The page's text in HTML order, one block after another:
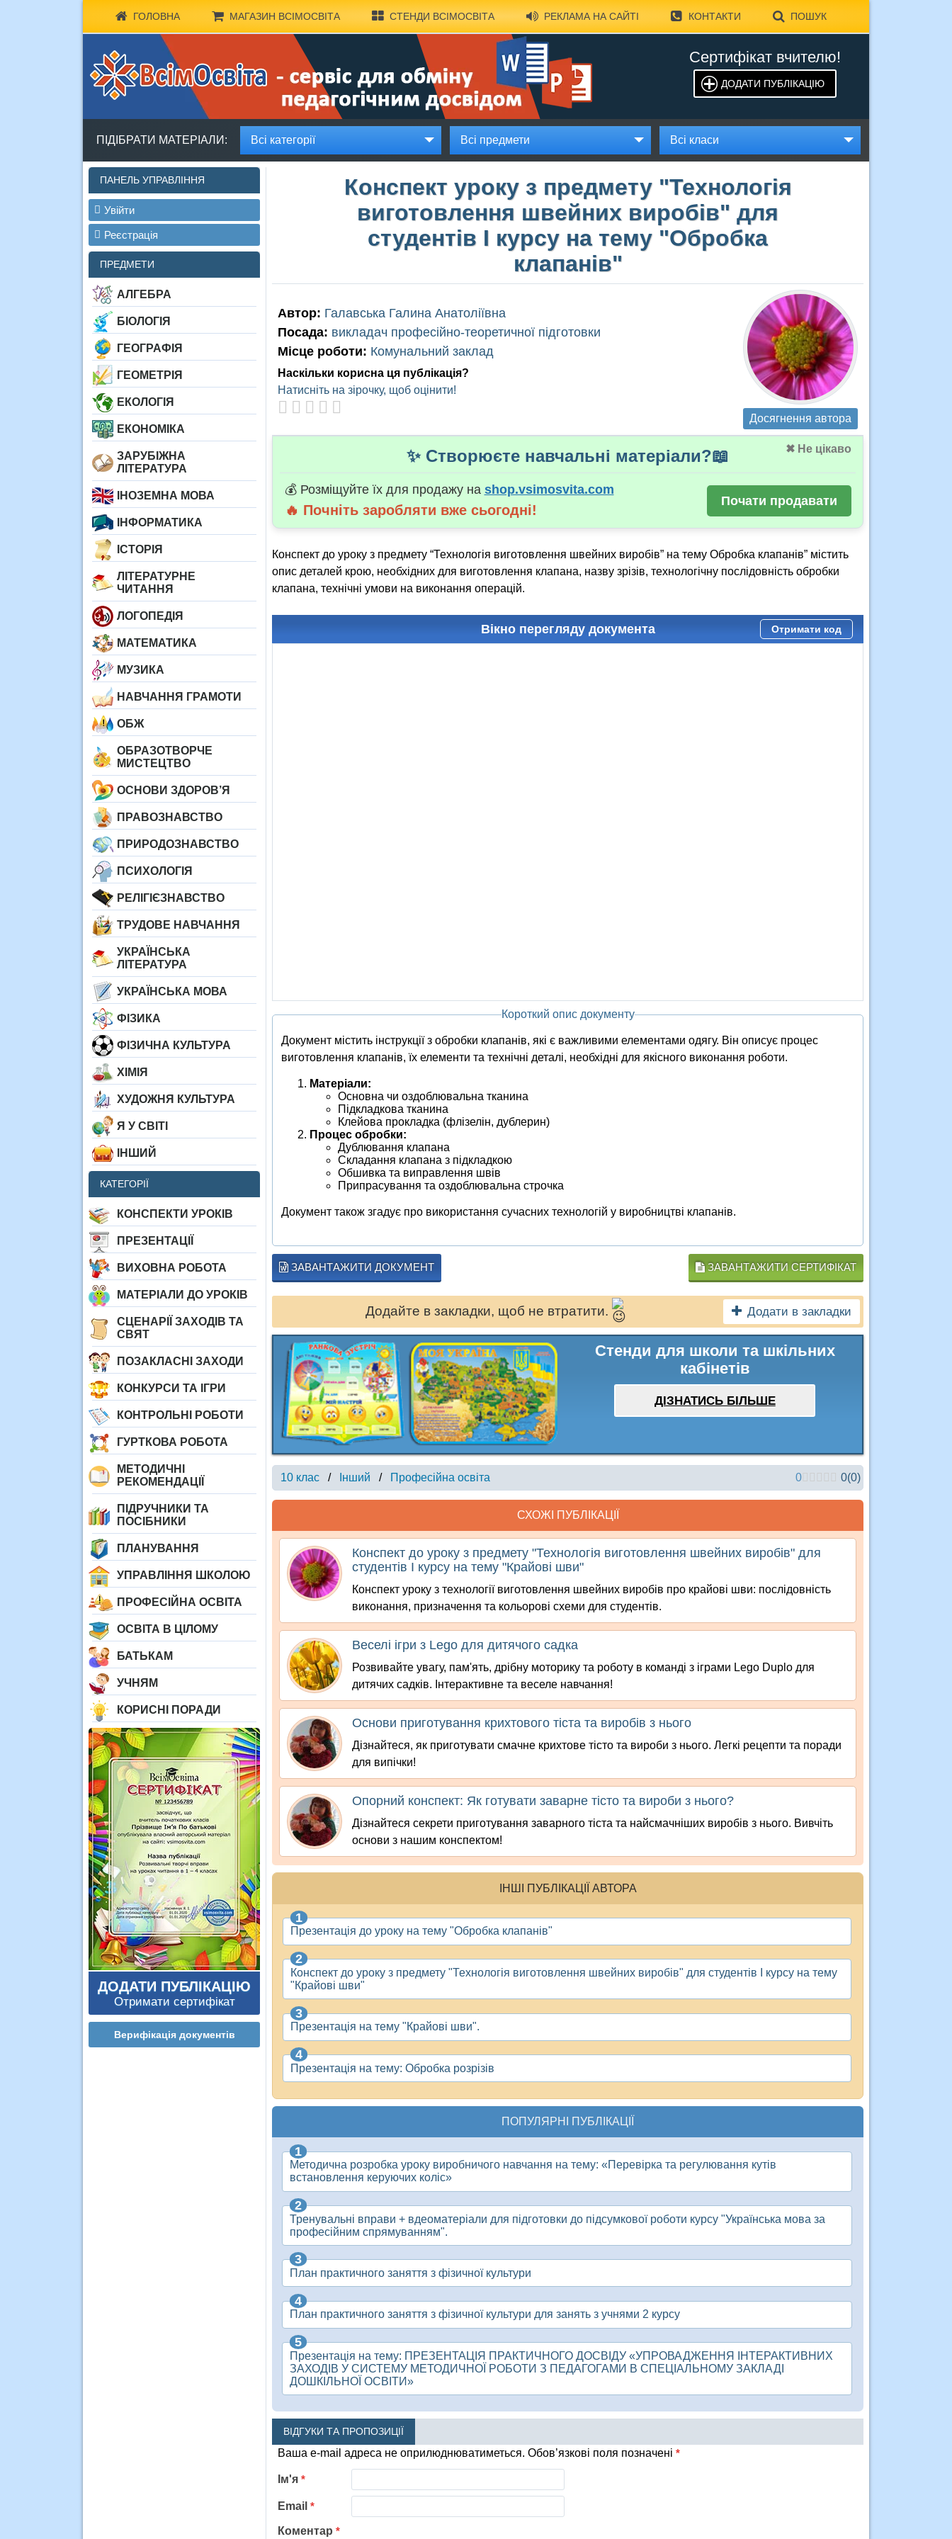
ГОЛОВНА МАГАЗИН ВСІМОСВІТА СТЕНДИ ВСІМОСВІТА РЕКЛАМА НА САЙТІ КОНТАКТИ ПОШУК
Сертифікат вчителю!
ДОДАТИ ПУБЛІКАЦІЮ
ПІДІБРАТИ МАТЕРІАЛИ: Всі категорії Всі предмети Всі класи
ПАНЕЛЬ УПРАВЛІННЯ
Увійти
Реєстрація
ПРЕДМЕТИ
АЛГЕБРА
БІОЛОГІЯ
ГЕОГРАФІЯ
ГЕОМЕТРІЯ
ЕКОЛОГІЯ
ЕКОНОМІКА
ЗАРУБІЖНА
ЛІТЕРАТУРА
ІНОЗЕМНА МОВА
ІНФОРМАТИКА
ІСТОРІЯ
ЛІТЕРАТУРНЕ
ЧИТАННЯ
ЛОГОПЕДІЯ
МАТЕМАТИКА
МУЗИКА
НАВЧАННЯ ГРАМОТИ
ОБЖ
ОБРАЗОТВОРЧЕ
МИСТЕЦТВО
ОСНОВИ ЗДОРОВ’Я
ПРАВОЗНАВСТВО
ПРИРОДОЗНАВСТВО
ПСИХОЛОГІЯ
РЕЛІГІЄЗНАВСТВО
ТРУДОВЕ НАВЧАННЯ
УКРАЇНСЬКА
ЛІТЕРАТУРА
УКРАЇНСЬКА МОВА
ФІЗИКА
ФІЗИЧНА КУЛЬТУРА
ХІМІЯ
ХУДОЖНЯ КУЛЬТУРА
Я У СВІТІ
ІНШИЙ
КАТЕГОРІЇ
КОНСПЕКТИ УРОКІВ
ПРЕЗЕНТАЦІЇ
ВИХОВНА РОБОТА
МАТЕРІАЛИ ДО УРОКІВ
СЦЕНАРІЇ ЗАХОДІВ ТА
СВЯТ
ПОЗАКЛАСНІ ЗАХОДИ
КОНКУРСИ ТА ІГРИ
КОНТРОЛЬНІ РОБОТИ
ГУРТКОВА РОБОТА
МЕТОДИЧНІ
РЕКОМЕНДАЦІЇ
ПІДРУЧНИКИ ТА
ПОСІБНИКИ
ПЛАНУВАННЯ
УПРАВЛІННЯ ШКОЛОЮ
ПРОФЕСІЙНА ОСВІТА
ОСВІТА В ЦІЛОМУ
БАТЬКАМ
УЧНЯМ
КОРИСНІ ПОРАДИ
ДОДАТИ ПУБЛІКАЦІЮ
Отримати сертифікат
Верифікація документів
Конспект уроку з предмету "Технологія
виготовлення швейних виробів" для
студентів І курсу на тему "Обробка
клапанів"
Автор: Галавська Галина Анатоліївна
Посада: викладач професійно-теоретичної підготовки
Місце роботи: Комунальний заклад
Наскільки корисна ця публікація?
Натисніть на зірочку, щоб оцінити!
Досягнення автора
✖ Не цікаво
✨ Створюєте навчальні матеріали?📖
💰 Розміщуйте їх для продажу на shop.vsimosvita.com
🔥 Почніть заробляти вже сьогодні!
Почати продавати
Конспект до уроку з предмету “Технологія виготовлення швейних виробів” на тему Обробка клапанів” містить
опис деталей крою, необхідних для виготовлення клапана, назву зрізів, технологічну послідовність обробки
клапана, технічні умови на виконання операцій.
Вікно перегляду документа Отримати код
Короткий опис документу
Документ містить інструкції з обробки клапанів, які є важливими елементами одягу. Він описує процес
виготовлення клапанів, їх елементи та технічні деталі, необхідні для якісного виконання роботи.
Матеріали:
Основна чи оздоблювальна тканина
Підкладкова тканина
Клейова прокладка (флізелін, дублерин)
Процес обробки:
Дублювання клапана
Складання клапана з підкладкою
Обшивка та виправлення швів
Припрасування та оздоблювальна строчка
Документ також згадує про використання сучасних технологій у виробництві клапанів.
ЗАВАНТАЖИТИ ДОКУМЕНТ ЗАВАНТАЖИТИ СЕРТИФІКАТ
Додайте в закладки, щоб не втратити. Додати в закладки
Стенди для школи та шкільних
кабінетів
ДІЗНАТИСЬ БІЛЬШЕ
10 клас / Інший / Професійна освіта 0 0(0)
СХОЖІ ПУБЛІКАЦІЇ
Конспект до уроку з предмету "Технологія виготовлення швейних виробів" для
студентів І курсу на тему "Крайові шви"
Конспект уроку з технології виготовлення швейних виробів про крайові шви: послідовність
виконання, призначення та кольорові схеми для студентів.
Веселі ігри з Lego для дитячого садка
Розвивайте увагу, пам'ять, дрібну моторику та роботу в команді з іграми Lego Duplo для
дитячих садків. Інтерактивне та веселе навчання!
Основи приготування крихтового тіста та виробів з нього
Дізнайтеся, як приготувати смачне крихтове тісто та вироби з нього. Легкі рецепти та поради
для випічки!
Опорний конспект: Як готувати заварне тісто та вироби з нього?
Дізнайтеся секрети приготування заварного тіста та найсмачніших виробів з нього. Вивчіть
основи з нашим конспектом!
ІНШІ ПУБЛІКАЦІЇ АВТОРА
Презентація до уроку на тему "Обробка клапанів"
Конспект до уроку з предмету "Технологія виготовлення швейних виробів" для студентів І курсу на тему
"Крайові шви"
Презентація на тему "Крайові шви".
Презентація на тему: Обробка розрізів
ПОПУЛЯРНІ ПУБЛІКАЦІЇ
Методична розробка уроку виробничого навчання на тему: «Перевірка та регулювання кутів
встановлення керуючих коліс»
Тренувальні вправи + вдеоматеріали для підготовки до підсумкової роботи курсу "Українська мова за
професійним спрямуванням".
План практичного заняття з фізичної культури
План практичного заняття з фізичної культури для занять з учнями 2 курсу
Презентація на тему: ПРЕЗЕНТАЦІЯ ПРАКТИЧНОГО ДОСВІДУ «УПРОВАДЖЕННЯ ІНТЕРАКТИВНИХ
ЗАХОДІВ У СИСТЕМУ МЕТОДИЧНОЇ РОБОТИ З ПЕДАГОГАМИ В СПЕЦІАЛЬНОМУ ЗАКЛАДІ
ДОШКІЛЬНОЇ ОСВІТИ»
ВІДГУКИ ТА ПРОПОЗИЦІЇ
Ваша e-mail адреса не оприлюднюватиметься. Обов’язкові поля позначені *
Коментар *
Ім'я *
Email *